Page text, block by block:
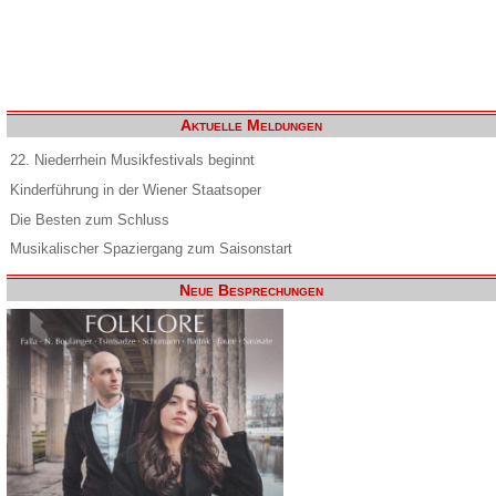
Aktuelle Meldungen
22. Niederrhein Musikfestivals beginnt
Kinderführung in der Wiener Staatsoper
Die Besten zum Schluss
Musikalischer Spaziergang zum Saisonstart
Neue Besprechungen